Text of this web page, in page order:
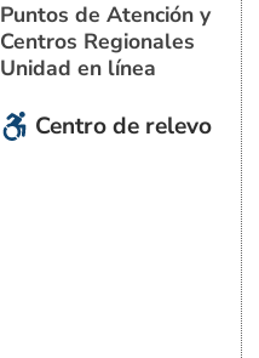
Puntos de Atención y
Centros Regionales
Unidad en línea
Centro de relevo